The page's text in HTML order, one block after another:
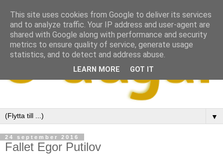
▼
24 september 2016
Fallet Egor Putilov
This site uses cookies from Google to deliver its services
and to analyze traffic. Your IP address and user-agent are
shared with Google along with performance and security
metrics to ensure quality of service, generate usage
statistics, and to detect and address abuse.
LEARN MORE GOT IT